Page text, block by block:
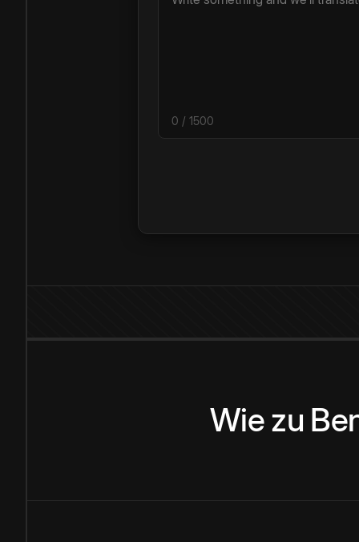
0 / 1500
Wiezu